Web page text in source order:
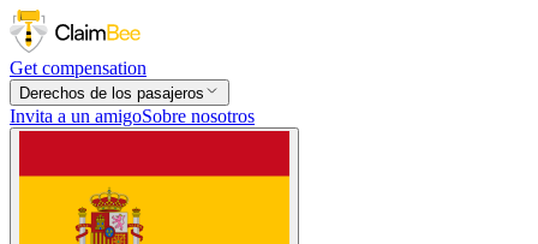
Get compensation
Derechos de los pasajeros
Invita a un amigoSobre nosotros